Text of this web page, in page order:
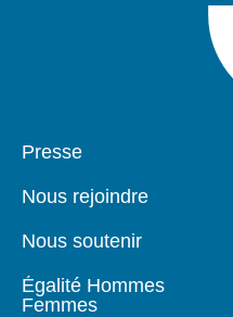
Pied
Presse
Nous rejoindre
Nous soutenir
Égalité Hommes
Femmes